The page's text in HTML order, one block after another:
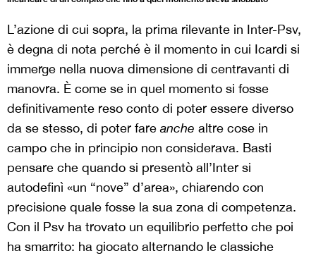
L’azione di cui sopra, la prima rilevante in Inter-Psv,
è degna di nota perché è il momento in cui Icardi si
immerge nella nuova dimensione di centravanti di
manovra. È come se in quel momento si fosse
definitivamente reso conto di poter essere diverso
da se stesso, di poter fareanche altre cose in
campo che in principio non considerava. Basti
pensare che quando si presentò all’Inter si
autodefinì «un “nove” d’area», chiarendo con
precisione quale fosse la sua zona di competenza.
Con il Psv ha trovato un equilibrio perfetto che poi
ha smarrito: ha giocato alternando le classiche